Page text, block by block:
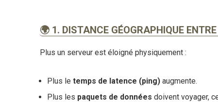
🌍 1. DISTANCE GÉOGRAPHIQUE
Plus un serveur est éloigné physiquement :
Plus le temps de latence (ping) augmente.
Plus les paquets de données doivent voyager,